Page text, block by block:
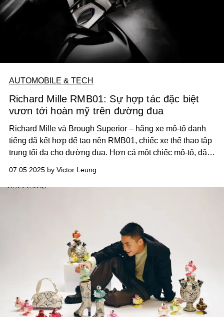
AUTOMOBILE & TECH
Richard Mille RMB01: Sự hợp tác đặc biệt
vươn tới hoàn mỹ trên đường đua
Richard Mille và Brough Superior – hãng xe mô-tô danh
tiếng đã kết hợp để tạo nên RMB01, chiếc xe thể thao tập
trung tối đa cho đường đua. Hơn cả một chiếc mô-tô, đây
cuộc đối thoại sáng tạo giữa hai biểu tượng cùng chung
khát vọng hoàn thiện và đổi mới, với tầm nhìn tuyệt đỉnh
07.05.2025 by Victor Leung